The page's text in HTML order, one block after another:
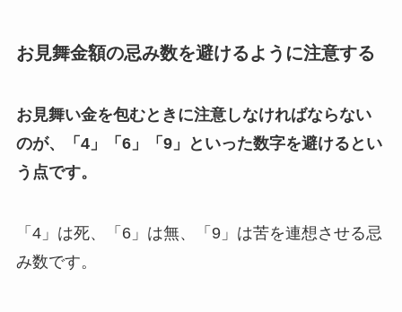
お見舞金額の忌み数を避けるように注意する
お見舞い金を包むときに注意しなければならない
のが、「4」「6」「9」といった数字を避けるとい
う点です。
「4」は死、「6」は無、「9」は苦を連想させる忌
み数です。